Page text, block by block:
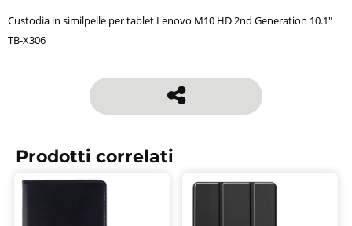
Custodia in similpelle per tablet Lenovo M10 HD 2nd Generation 10.1"
TB-X306
Prodotti correlati